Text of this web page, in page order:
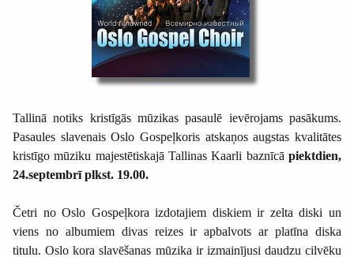
Tallinā notiks kristīgās mūzikas pasaulē ievērojams pasākums.
Pasaules slavenais Oslo Gospeļkoris atskaņos augstas kvalitātes
kristīgo mūziku majestētiskajā Tallinas Kaarli baznīcā piektdien,
24.septembrī plkst. 19.00.
Četri no Oslo Gospeļkora izdotajiem diskiem ir zelta diski un
viens no albumiem divas reizes ir apbalvots ar platīna diska
titulu. Oslo kora slavēšanas mūzika ir izmainījusi daudzu cilvēku